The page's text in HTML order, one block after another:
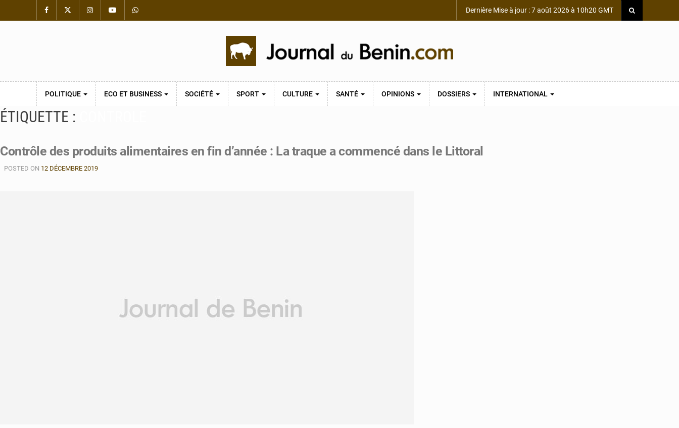
Dernière Mise à jour : 7 août 2026 à 10h20 GMT
POLITIQUE ECO ET BUSINESS SOCIÉTÉ SPORT CULTURE SANTÉ OPINIONS DOSSIERS INTERNATIONAL
ÉTIQUETTE :
Contrôle des produits alimentaires en fin d’année : La traque a commencé dans le Littoral
POSTED ON 12 DÉCEMBRE 2019